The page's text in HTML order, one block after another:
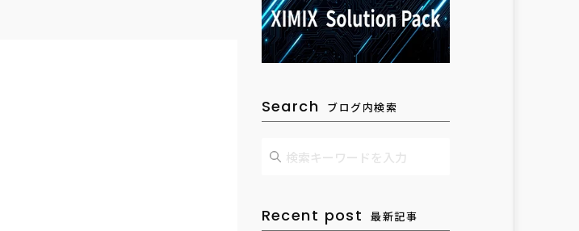
Search ブログ内検索
Recent post 最新記事